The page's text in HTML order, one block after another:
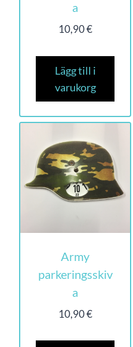
a
10,90€
Lägg till i
varukorg
Army
parkeringsskiv
a
10,90€